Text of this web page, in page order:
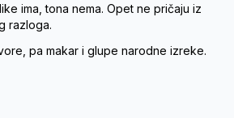
ima, tona nema. Opet ne pričaju iz
razloga.
pa makar i glupe narodne izreke.